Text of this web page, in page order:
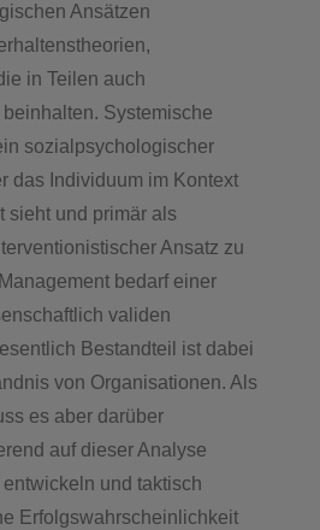
Ansätzen
in Teilen auch
Systemische
sozialpsychologischer
das Individuum im Kontext
sieht und primär als
Ansatz zu
bedarf einer
validen
Bestandteil ist dabei
von Organisationen. Als
es aber darüber
auf dieser Analyse
und taktisch
Erfolgswahrscheinlichkeit